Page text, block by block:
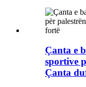
Çanta e
sportive
Çanta